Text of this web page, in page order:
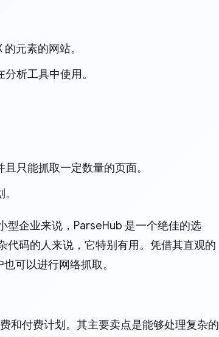
元素的网站。
析工具中使用。
只能抓取一定数量的页面。
型企业来说，ParseHub 是一个绝佳的选
代码的人来说，它特别有用。凭借其直观的
可以进行网络抓取。
和付费计划。其主要卖点是能够处理复杂的